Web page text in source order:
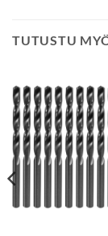
TUTUSTU